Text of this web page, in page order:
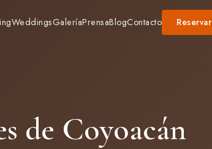
WeddingsGaleríaPrensaBlogContacto Reservar
de Coyoacán